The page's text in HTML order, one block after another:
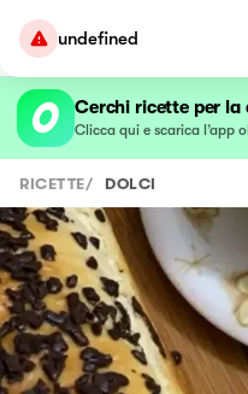
undefined
Cerchi ricette per la
Clicca qui e scarica l’app
RICETTE/ DOLCI